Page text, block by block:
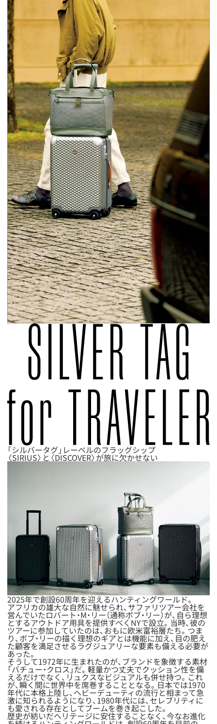
「シルバータグ」レーベルのフラッグシップ
〈SIRIUS〉と〈DISCOVER〉が旅に欠かせない
2025年で創設60周年を迎えるハンティングワールド。
アフリカの雄大な自然に魅せられ、サファリツアー会社を
営んでいたロバート・M・リー（通称ボブ・リー）が、自ら理想
とするアウトドア用具を提供すべくNYで設立。当時、彼の
ツアーに参加していたのは、おもに欧米富裕層たち。つま
り、ボブ・リーの描く理想のギアとは機能に加え、目の肥え
た顧客を満足させるラグジュアリーな要素も備える必要が
あった。
そうして1972年に生まれたのが、ブランドを象徴する素材
「バチュー・クロス」だ。軽量かつ丈夫でクッション性を備
えるだけでなく、リュクスなビジュアルも併せ持つ。これ
が、瞬く間に世界中を席巻することとなる。日本では1970
年代に本格上陸し、ヘビーデューティの流行と相まって急
激に知られるようになり、1980年代には、セレブリティに
も愛される存在としてブームを巻き起こした。
歴史が紡いだヘリテージに安住することなく、今なお進化